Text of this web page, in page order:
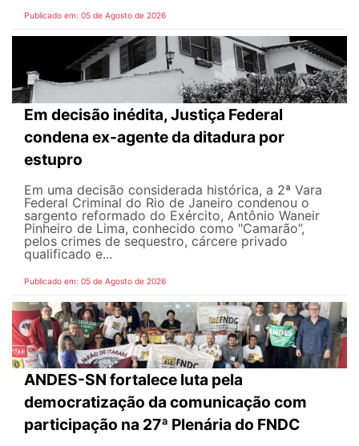
Publicado em: 05 de Agosto de 2026
Em decisão inédita, Justiça Federal
condena ex-agente da ditadura por
estupro
Em uma decisão considerada histórica, a 2ª Vara
Federal Criminal do Rio de Janeiro condenou o
sargento reformado do Exército, Antônio Waneir
Pinheiro de Lima, conhecido como "Camarão”,
pelos crimes de sequestro, cárcere privado
qualificado e...
Publicado em: 05 de Agosto de 2026
ANDES-SN fortalece luta pela
democratização da comunicação com
participação na 27ª Plenária do FNDC